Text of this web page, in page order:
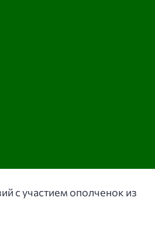
с участием ополченок из